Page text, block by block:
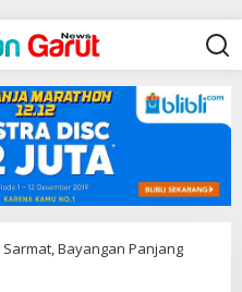
Sarmat, Bayangan Panjang